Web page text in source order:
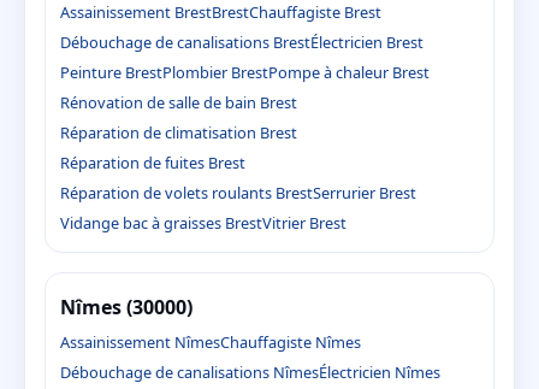
Assainissement BrestBrestChauffagiste Brest
Débouchage de canalisations BrestÉlectricien Brest
Peinture BrestPlombier BrestPompe à chaleur Brest
Rénovation de salle de bain Brest
Réparation de climatisation Brest
Réparation de fuites Brest
Réparation de volets roulants BrestSerrurier Brest
Vidange bac à graisses BrestVitrier Brest
Nîmes (30000)
Assainissement NîmesChauffagiste Nîmes
Débouchage de canalisations NîmesÉlectricien Nîmes